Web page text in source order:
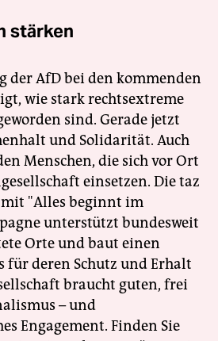
stärken
der AfD bei den kommenden
wie stark rechtsextreme
sind. Gerade jetzt
und Solidarität. Auch
Menschen, die sich vor Ort
einsetzen. Die taz
"Alles beginnt im
unterstützt bundesweit
Orte und baut einen
für deren Schutz und Erhalt
braucht guten, frei
– und
Engagement. Finden Sie